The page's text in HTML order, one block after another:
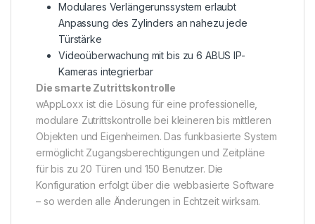
Modulares Verlängerunssystem erlaubt
Anpassung des Zylinders an nahezu jede
Türstärke
Videoüberwachung mit bis zu 6 ABUS IP-
Kameras integrierbar
Die smarte Zutrittskontrolle
wAppLoxx ist die Lösung für eine professionelle,
modulare Zutrittskontrolle bei kleineren bis mittleren
Objekten und Eigenheimen. Das funkbasierte System
ermöglicht Zugangsberechtigungen und Zeitpläne
für bis zu 20 Türen und 150 Benutzer. Die
Konfiguration erfolgt über die webbasierte Software
– so werden alle Änderungen in Echtzeit wirksam.